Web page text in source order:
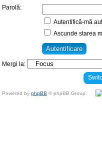
Parolă:
Autentifică-mă
Ascunde starea
Mergi la:
Powered by phpBB © phpBB Group.